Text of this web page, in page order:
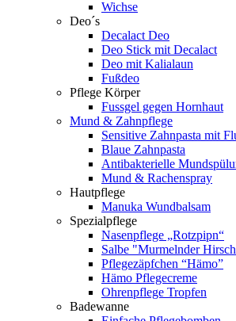
Wichse
Deo´s
Decalact Deo
Deo Stick mit Decalact
Deo mit Kalialaun
Fußdeo
Pflege Körper
Fussgel gegen Hornhaut
Mund & Zahnpflege
Sensitive Zahnpasta mit
Blaue Zahnpasta
Antibakterielle
Mund & Rachenspray
Hautpflege
Manuka Wundbalsam
Spezialpflege
Nasenpflege „Rotzpipn“
Salbe "Murmelnder
Pflegezäpfchen “Hämo”
Hämo Pflegecreme
Ohrenpflege Tropfen
Badewanne